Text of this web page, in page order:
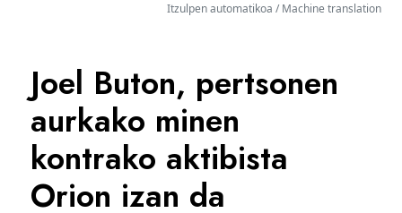
Itzulpen automatikoa / Machine translation
Joel Buton, pertsonen
aurkako minen
kontrako aktibista
Orion izan da